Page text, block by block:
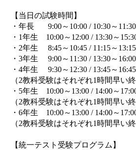
【当日の試験時間】
・年長 9:00～10:00 / 10:30～11:30
・1年生 10:00～12:00 / 13:30～
・2年生 8:45～10:45 / 11:15～
・3年生 9:00～11:30 / 13:30～16:00
・4年生 9:30～12:30 / 13:45～16:45
（2教科受験はそれぞれ1時間早い
・5年生 10:00～13:00 / 14:00～
（2教科受験はそれぞれ1時間早い
・6年生 10:00～13:00 / 14:00～
（2教科受験はそれぞれ1時間早い
【統一テスト受験プログラム】